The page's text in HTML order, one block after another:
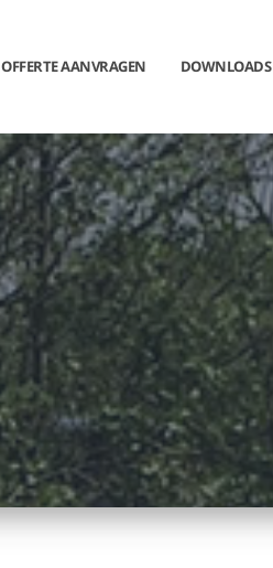
OFFERTE AANVRAGEN DOWNLOADS